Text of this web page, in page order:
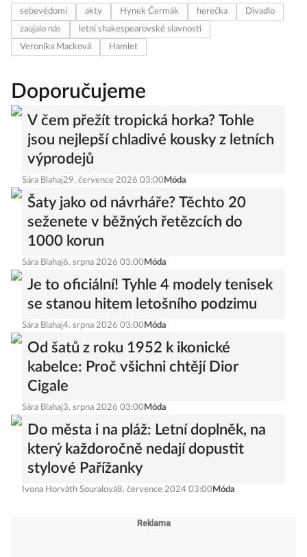
sebevědomí akty Hynek Čermák herečka
Divadlo
zaujalo nás
letní shakespearovské slavnosti
Veronika Macková
Hamlet
Doporučujeme
V čem přežít tropická horka? Tohle
jsou nejlepší chladivé kousky z letních
výprodejů
Sára Blahaj29. července 2026 03:00 Móda
Šaty jako od návrháře? Těchto 20
seženete v běžných řetězcích do
1000 korun
Sára Blahaj6. srpna 2026 03:00 Móda
Je to oficiální! Tyhle 4 modely tenisek
se stanou hitem letošního podzimu
Sára Blahaj4. srpna 2026 03:00 Móda
Od šatů z roku 1952 k ikonické
kabelce: Proč všichni chtějí Dior
Cigale
Sára Blahaj3. srpna 2026 03:00 Móda
Do města i na pláž: Letní doplněk, na
který každoročně nedají dopustit
stylové Pařížanky
Ivona Horváth Souralová8. července 2024 03:00 Móda